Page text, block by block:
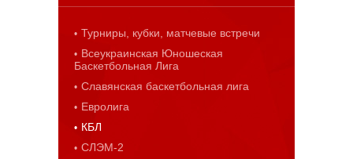
Турниры, кубки, матчевые встречи
Всеукраинская Юношеская
Баскетбольная Лига
Славянская баскетбольная лига
Евролига
КБЛ
СЛЭМ-2